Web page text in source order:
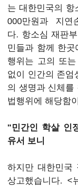
는 대한민국의 항
000만원과 지연
다. 항소심 재판
민들과 함께 한
행위는 고의 또
없이 인간의 존엄
의 생명과 신체를
법행위에 해당함
"민간인 학살 인
유서 보니
하지만 대한민국
상고했습니다. <